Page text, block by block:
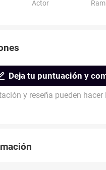
Actor
Ram
Deja tu puntuación y
y reseña pueden